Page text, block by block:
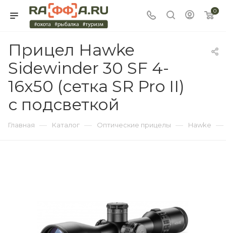
0
Прицел Hawke
Sidewinder 30 SF 4-
16x50 (сетка SR Pro II)
с подсветкой
Главная — Каталог — Оптические прицелы — Hawke —